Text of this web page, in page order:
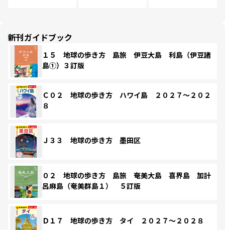
新刊ガイドブック
１５ 地球の歩き方 島旅 伊豆大島 利島（伊豆諸
島①）３訂版
Ｃ０２ 地球の歩き方 ハワイ島 ２０２７～２０２
８
Ｊ３３ 地球の歩き方 墨田区
０２ 地球の歩き方 島旅 奄美大島 喜界島 加計
呂麻島（奄美群島１） ５訂版
Ｄ１７ 地球の歩き方 タイ ２０２７～２０２８